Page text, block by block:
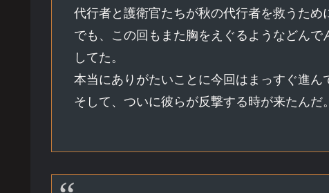
代行者と護衛官たちが秋の代行者を救うため
でも、この回もまた胸をえぐるようなどん
してた。
本当にありがたいことに今回はまっすぐ進ん
そして、ついに彼らが反撃する時が来たんだ。